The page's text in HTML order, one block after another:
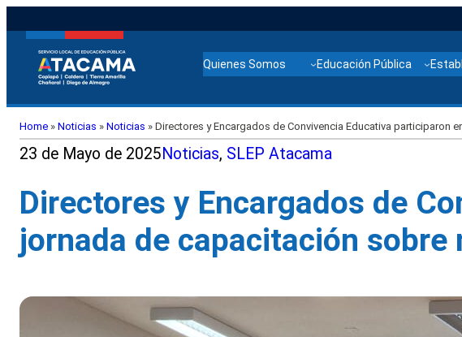
Quienes Somos Educación Pública
Home » Noticias » Noticias » Directores y Encargados de Convivencia Educativa participaron
23 de Mayo de 2025Noticias, SLEP Atacama
Directores y Encargados de
jornada de capacitación